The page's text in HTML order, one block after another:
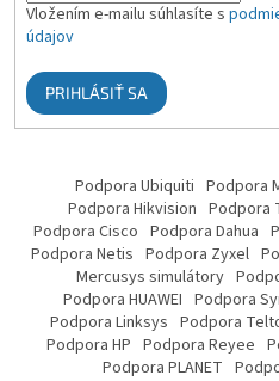
Vložením e-mailu súhlasíte s
údajov
PRIHLÁSIŤ SA
Podpora Ubiquiti Podpora
Podpora Hikvision Podpora
Podpora Cisco Podpora Dahua
Podpora Netis Podpora Zyxel
Mercusys simulátory
Podpora HUAWEI Podpora
Podpora Linksys Podpora
Podpora HP Podpora Reyee
Podpora PLANET